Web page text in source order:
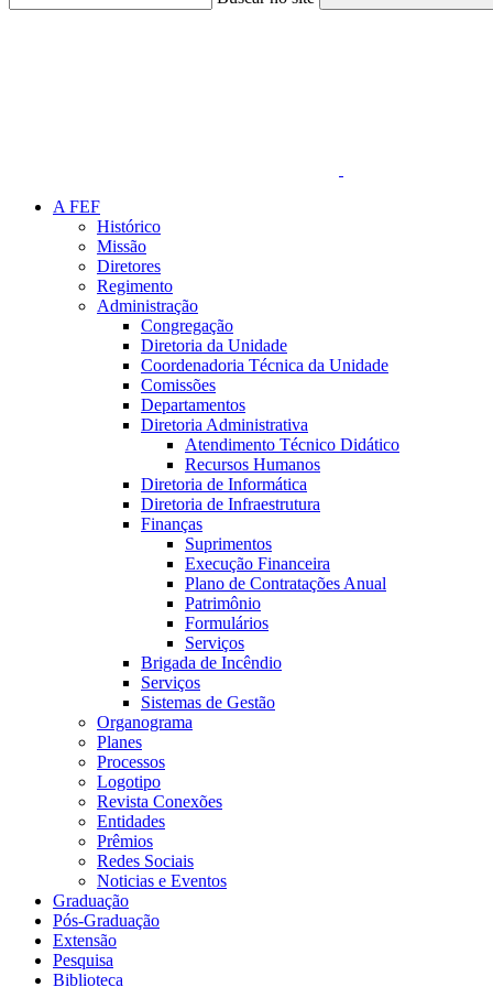
A FEF
Histórico
Missão
Diretores
Regimento
Administração
Congregação
Diretoria da Unidade
Coordenadoria Técnica da Unidade
Comissões
Departamentos
Diretoria Administrativa
Atendimento Técnico Didático
Recursos Humanos
Diretoria de Informática
Diretoria de Infraestrutura
Finanças
Suprimentos
Execução Financeira
Plano de Contratações Anual
Patrimônio
Formulários
Serviços
Brigada de Incêndio
Serviços
Sistemas de Gestão
Organograma
Planes
Processos
Logotipo
Revista Conexões
Entidades
Prêmios
Redes Sociais
Noticias e Eventos
Graduação
Pós-Graduação
Extensão
Pesquisa
Biblioteca